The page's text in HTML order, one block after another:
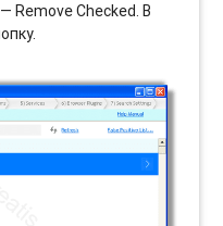
Remove Checked. В